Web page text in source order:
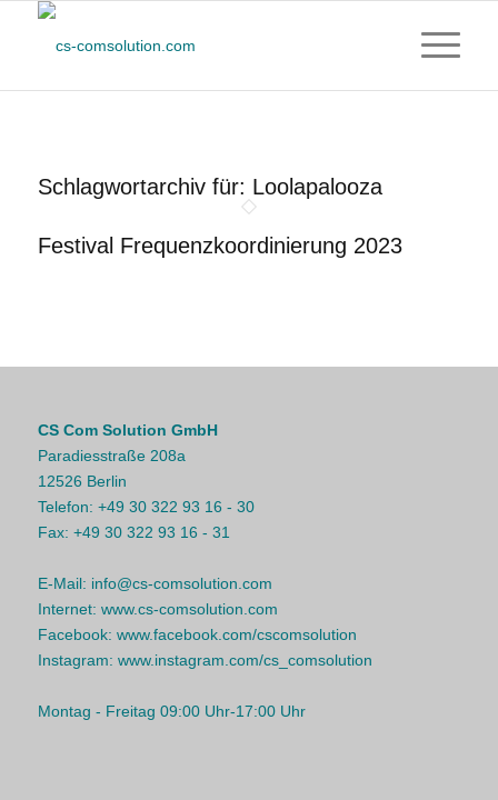
Schlagwortarchiv für: Loolapalooza
Festival Frequenzkoordinierung 2023
CS Com Solution GmbH
Paradiesstraße 208a
12526 Berlin
Telefon: +49 30 322 93 16 - 30
Fax: +49 30 322 93 16 - 31
E-Mail: info@cs-comsolution.com
Internet: www.cs-comsolution.com
Facebook: www.facebook.com/cscomsolution
Instagram: www.instagram.com/cs_comsolution
Montag - Freitag 09:00 Uhr-17:00 Uhr